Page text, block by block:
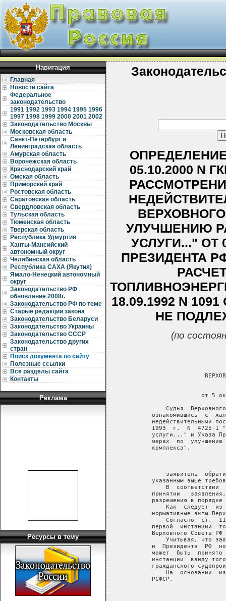
Навигация
Главная
Новости сайта
Федеральное
законодательство
1991 1992 1993 1994 1995 1996
1997 1998 1999 2000 2001 2002
Законодательство Москвы
Московская область
Санкт-Петербург и
Ленинградская область
Амурская область
Воронежская область
Краснодарский край
Омская область
Приморский край
Ростовская область
Саратовская область
Свердловская область
Тульская область
Тюменская область
Тверская область
Республика Удмуртия
Ханты-Мансийский
автономный округ
Челябинская область
Республика САХА (Якутия)
Ямало-Ненецкий автономный
округ
Законодательство РФ
обновление 2008г.
Законодательство РФ по теме
Старые редакции закона
Законодательство Беларуси
Законодательство Украины
Законодательство СССР
Законодательство других
стран
Поиск документа по сайту
Полезные ссылки
Все разделы сайта
Контакты
Реклама
Ресурсы в тему
05.10.2000 N
УЛУЧШЕНИЮ
УСЛУГИ..." ОТ
ПРЕЗИДЕНТА
18.09.1992 N
НЕ
(по
от 5
Судья
ознакомившись  с
недействительными
1993  г.  N  4725-1
услуги..." и Указа
мерах  по  улучшению
   комплекса",
заявитель
указанным выше
В  соответствии
принятии
разрешению в порядке
Как  следует  из
нормативные акты
Согласно  ст.
первой  инстанции
Верховного Совета РФ
Учитывая, что
и  Президента  РФ
может  быть  принято
инстанции  ввиду
гражданского
На  основании
   РСФСР,